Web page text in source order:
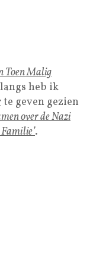
Toen Malig
heb ik
te geven gezien
over de Nazi
.